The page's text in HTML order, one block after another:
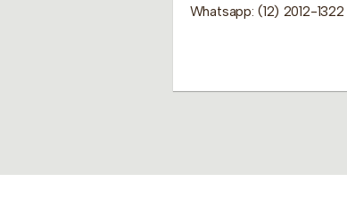
Whatsapp: (12) 2012-1322